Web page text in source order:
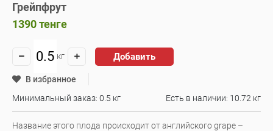
Грейпфрут
1390тенге
кг Добавить
В избранное
Минимальный заказ: 0.5 кг
Есть в наличии: 10.72 кг
Название этого плода происходит от английского grape –